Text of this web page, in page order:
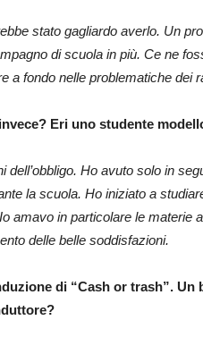
stato gagliardo averlo. Un
di scuola in più. Ce ne
a fondo nelle problematiche dei
Eri uno studente
dell’obbligo. Ho avuto solo in
la scuola. Ho iniziato a
amavo in particolare le materie
delle belle soddisfazioni.
di “Cash or trash”. Un